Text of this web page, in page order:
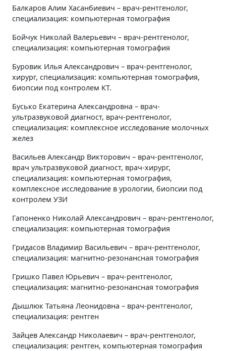
Балкаров Алим Хасанбиевич – врач-рентгенолог,
специализация: компьютерная томография
Бойчук Николай Валерьевич – врач-рентгенолог,
специализация: компьютерная томография
Буровик Илья Александрович – врач-рентгенолог,
хирург, специализация: компьютерная томография,
биопсии под контролем КТ.
Бусько Екатерина Александровна – врач-
ультразвуковой диагност, врач-рентгенолог,
специализация: комплексное исследование молочных
желез
Васильев Александр Викторович – врач-рентгенолог,
врач ультразвуковой диагност, врач-хирург,
специализация: компьютерная томография,
комплексное исследование в урологии, биопсии под
контролем УЗИ
Гапоненко Николай Александрович – врач-рентгенолог,
специализация: компьютерная томография
Гридасов Владимир Васильевич – врач-рентгенолог,
специализация: магнитно-резонансная томография
Гришко Павел Юрьевич – врач-рентгенолог,
специализация: магнитно-резонансная томография
Дышлюк Татьяна Леонидовна – врач-рентгенолог,
специализация: рентген
Зайцев Александр Николаевич – врач-рентгенолог,
специализация: рентген, компьютерная томография